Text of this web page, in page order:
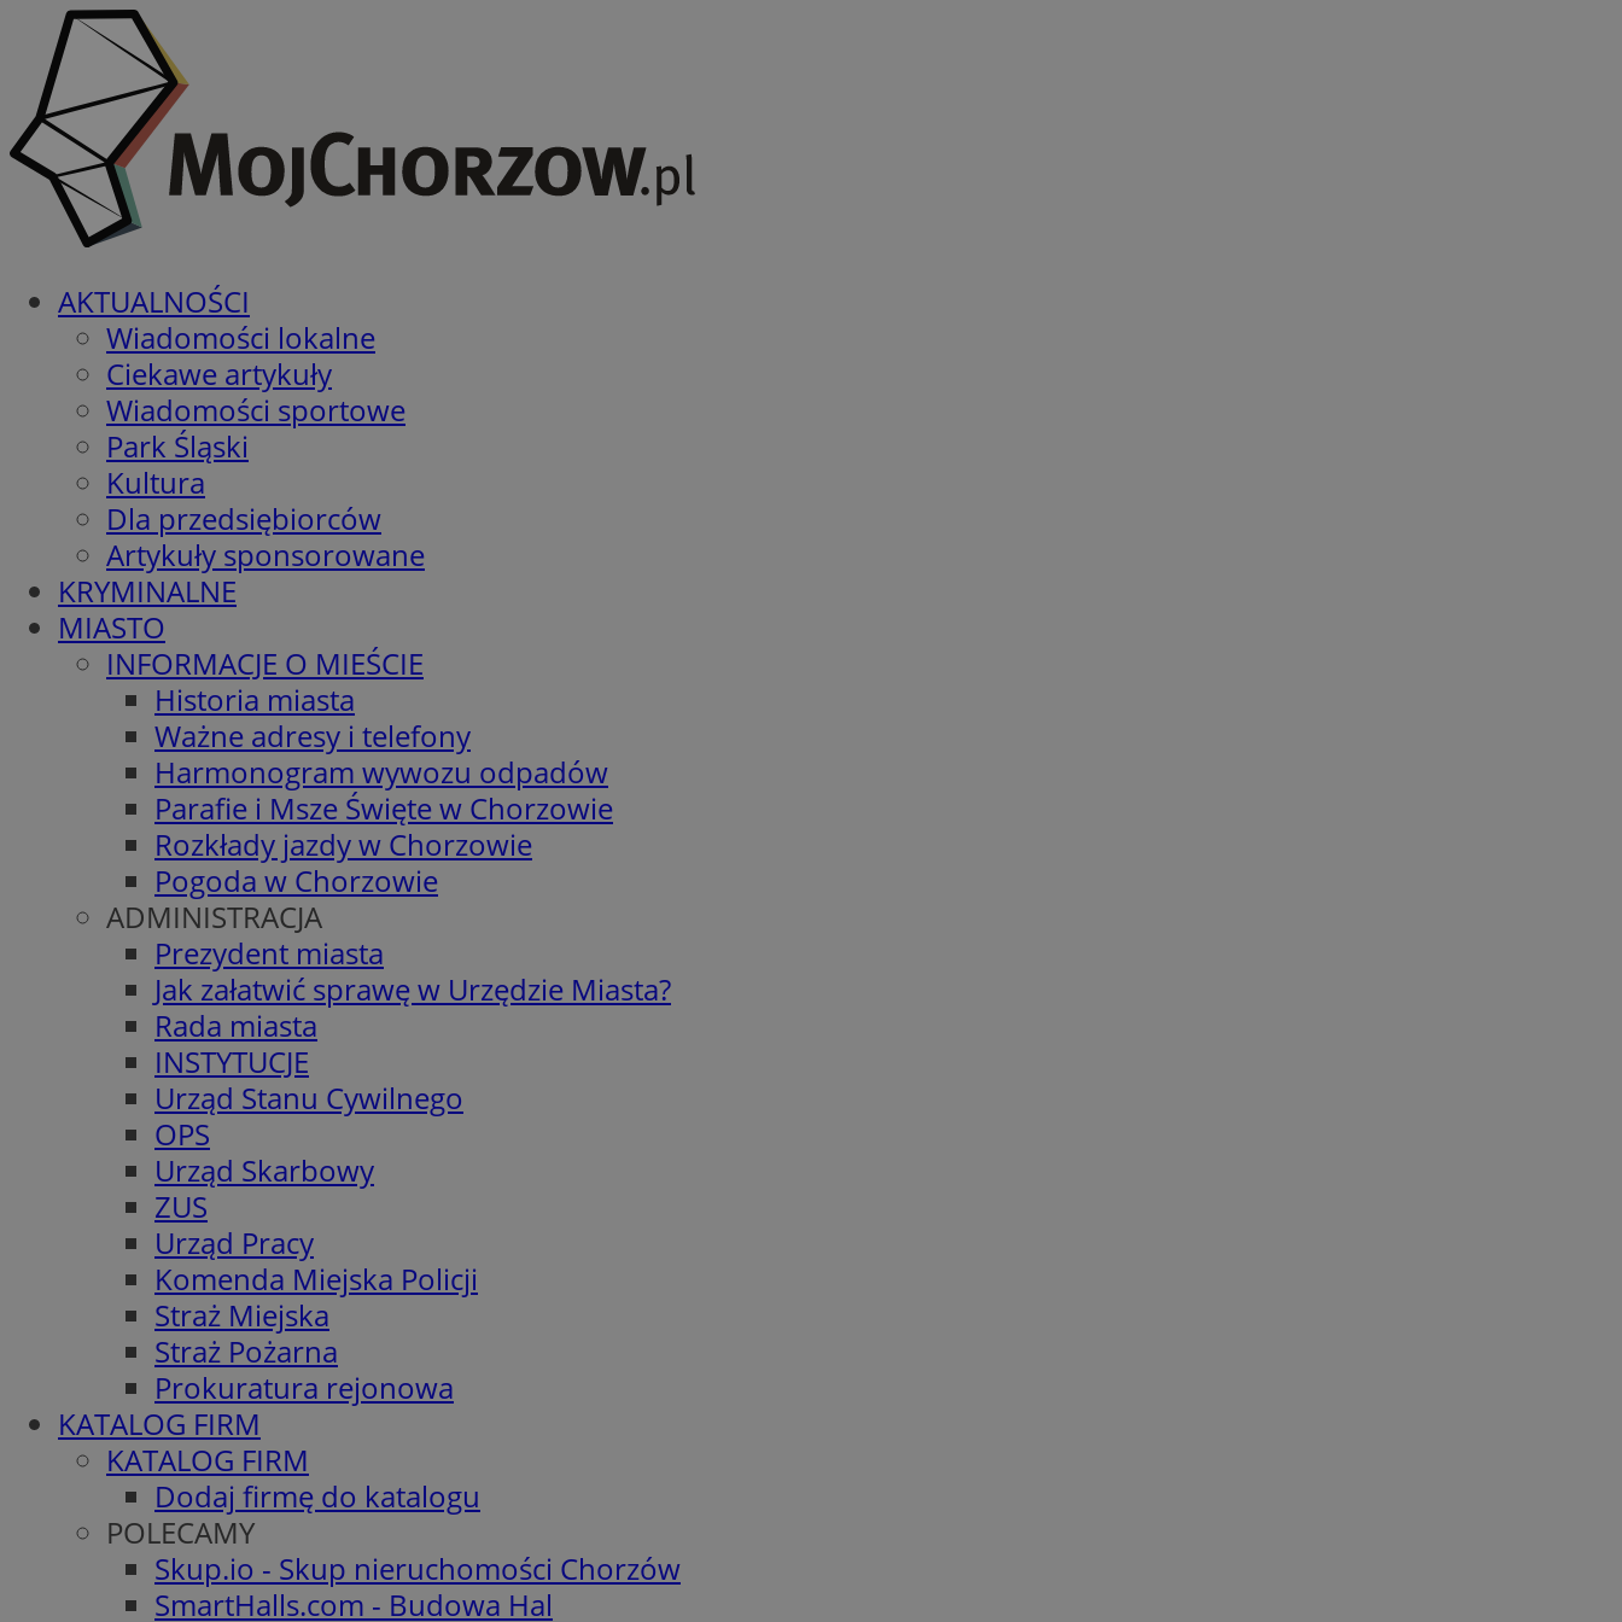
AKTUALNOŚCI
Wiadomości lokalne
Ciekawe artykuły
Wiadomości sportowe
Park Śląski
Kultura
Dla przedsiębiorców
Artykuły sponsorowane
KRYMINALNE
MIASTO
INFORMACJE O MIEŚCIE
Historia miasta
Ważne adresy i telefony
Harmonogram wywozu odpadów
Parafie i Msze Święte w Chorzowie
Rozkłady jazdy w Chorzowie
Pogoda w Chorzowie
ADMINISTRACJA
Prezydent miasta
Jak załatwić sprawę w Urzędzie Miasta?
Rada miasta
INSTYTUCJE
Urząd Stanu Cywilnego
OPS
Urząd Skarbowy
ZUS
Urząd Pracy
Komenda Miejska Policji
Straż Miejska
Straż Pożarna
Prokuratura rejonowa
KATALOG FIRM
KATALOG FIRM
Dodaj firmę do katalogu
POLECAMY
Skup.io - Skup nieruchomości Chorzów
SmartHalls.com - Budowa Hal